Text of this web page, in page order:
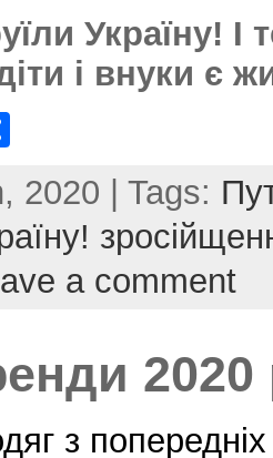
Україну!
і внуки є
ar
e
2020 | Tags:
a comment
2020
з попередніх